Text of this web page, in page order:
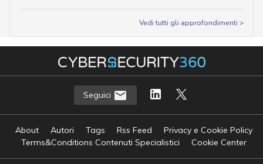
Vedi tutti gli approfondimenti >
Seguici
About Autori Tags Rss Feed
Privacy e Cookie Policy
Terms&Conditions Contenuti Specialistici
Cookie Center